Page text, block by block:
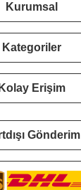
Kurumsal
Kategoriler
Kolay Erişim
Gönderim